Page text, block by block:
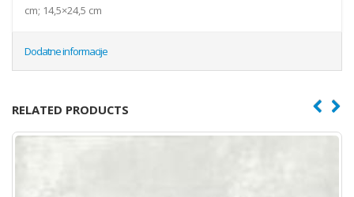
cm; 14,5×24,5 cm
Dodatne informacije
RELATED PRODUCTS